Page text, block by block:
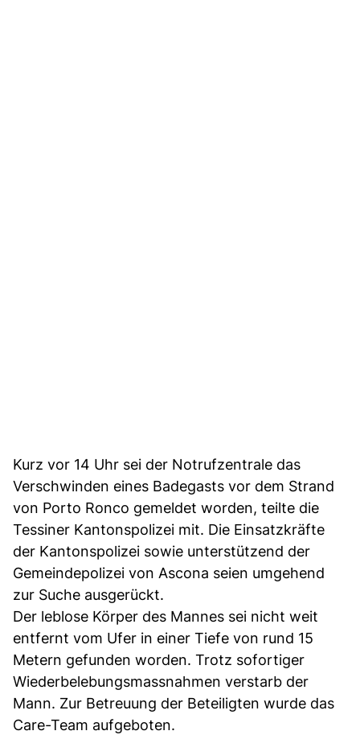
Kurz vor 14 Uhr sei der Notrufzentrale das
Verschwinden eines Badegasts vor dem Strand
von Porto Ronco gemeldet worden, teilte die
Tessiner Kantonspolizei mit. Die Einsatzkräfte
der Kantonspolizei sowie unterstützend der
Gemeindepolizei von Ascona seien umgehend
zur Suche ausgerückt.
Der leblose Körper des Mannes sei nicht weit
entfernt vom Ufer in einer Tiefe von rund 15
Metern gefunden worden. Trotz sofortiger
Wiederbelebungsmassnahmen verstarb der
Mann. Zur Betreuung der Beteiligten wurde das
Care-Team aufgeboten.